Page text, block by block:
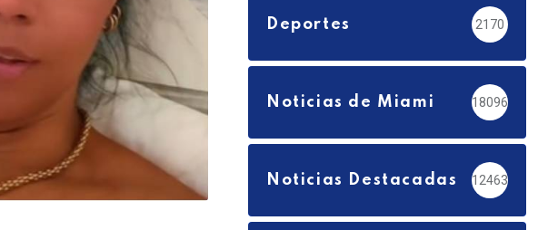
Deportes 2170
Noticias de Miami 18096
Noticias Destacadas 12463